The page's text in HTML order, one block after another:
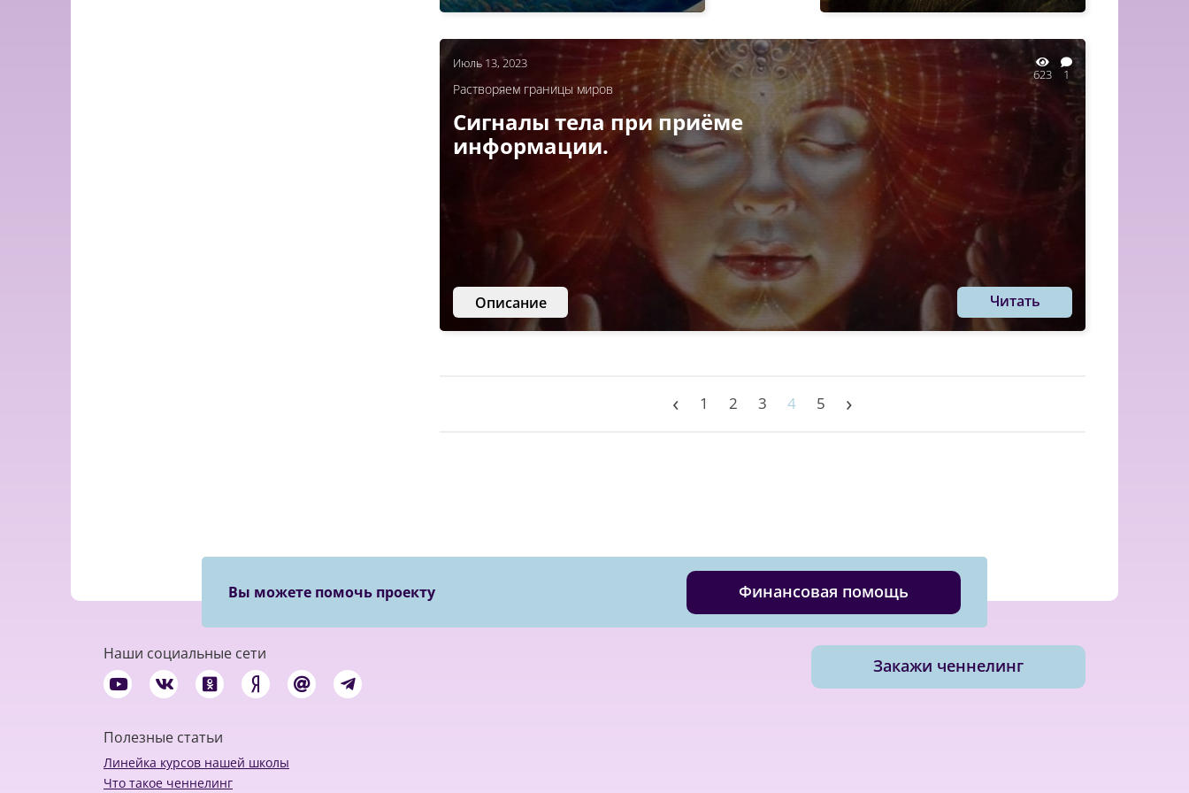
Июль 13, 2023
623 1
Растворяем границы миров
Сигналы тела при приёме
информации.
Описание Читать
‹ 1 2 3 4 5 ›
Вы можете помочь проекту Финансовая помощь
Наши социальные сети
Полезные статьи
Линейка курсов нашей школы
Что такое ченнелинг
Закажи ченнелинг